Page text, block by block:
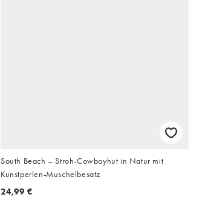
South Beach – Stroh-Cowboyhut in Natur mit
Kunstperlen-Muschelbesatz
24,99 €